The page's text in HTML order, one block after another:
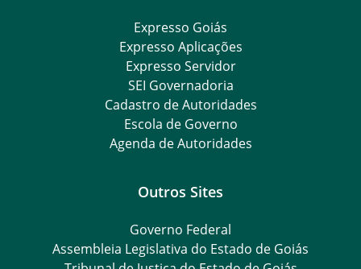
Expresso Goiás
Expresso Aplicações
Expresso Servidor
SEI Governadoria
Cadastro de Autoridades
Escola de Governo
Agenda de Autoridades
Outros Sites
Governo Federal
Assembleia Legislativa do Estado de Goiás